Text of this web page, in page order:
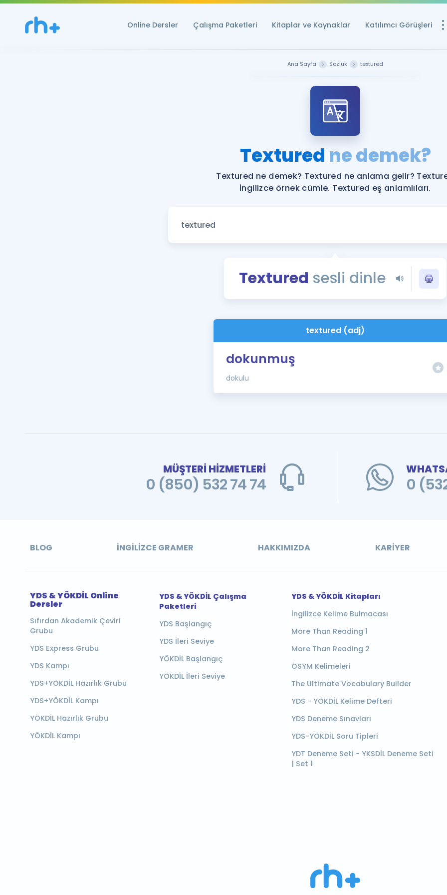
Online Dersler Çalışma Paketleri Kitaplar ve Kaynaklar Katılımcı Görüşleri
YDS ve YÖKDİL
YDS ve YÖKDİL'e
Tüm ÖSYM
YDS - YÖKDİL
İngilizce Gramer
Ana Sayfa Sözlük textured
Textured ne demek?
Textured ne demek? Textured ne anlama gelir?
İngilizce örnek cümle. Textured eş anlamlıları.
Textured sesli dinle
textured (adj)
dokunmuş
dokulu
MÜŞTERİ HİZMETLERİ
0 (850) 532 74 74 0
BLOG İNGILIZCE GRAMER HAKKIMIZDA KARIYER
YDS & YÖKDİL Online
Dersler
Sıfırdan Akademik Çeviri
Grubu
YDS Express Grubu
YDS Kampı
YDS+YÖKDİL Hazırlık Grubu
YDS+YÖKDİL Kampı
YÖKDİL Hazırlık Grubu
YÖKDİL Kampı
YDS & YÖKDİL Çalışma
Paketleri
YDS Başlangıç
YDS İleri Seviye
YÖKDİL Başlangıç
YÖKDİL İleri Seviye
YDS & YÖKDİL Kitapları
İngilizce Kelime Bulmacası
More Than Reading 1
More Than Reading 2
ÖSYM Kelimeleri
The Ultimate Vocabulary Builder
YDS - YÖKDİL Kelime Defteri
YDS Deneme Sınavları
YDS-YÖKDİL Soru Tipleri
YDT Deneme Seti - YKSDİL Deneme Seti
| Set 1